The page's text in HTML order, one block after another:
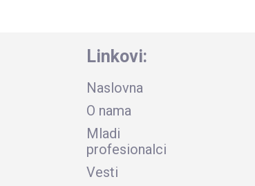
Linkovi:
Naslovna
O nama
Mladi
profesionalci
Vesti